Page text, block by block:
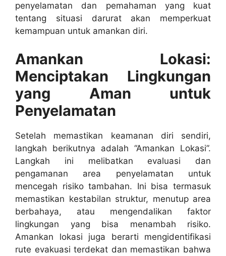
penyelamatan dan pemahaman yang kuat
tentang situasi darurat akan memperkuat
kemampuan untuk amankan diri.
Amankan Lokasi:
Menciptakan Lingkungan
yang Aman untuk
Penyelamatan
Setelah memastikan keamanan diri sendiri,
langkah berikutnya adalah “Amankan Lokasi”.
Langkah ini melibatkan evaluasi dan
pengamanan area penyelamatan untuk
mencegah risiko tambahan. Ini bisa termasuk
memastikan kestabilan struktur, menutup area
berbahaya, atau mengendalikan faktor
lingkungan yang bisa menambah risiko.
Amankan lokasi juga berarti mengidentifikasi
rute evakuasi terdekat dan memastikan bahwa